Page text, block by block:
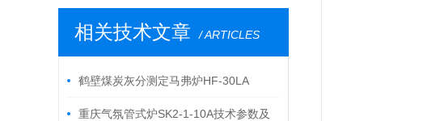
相关技术文章 / ARTICLES
鹤壁煤炭灰分测定马弗炉HF-30LA
重庆气氛管式炉SK2-1-10A技术参数及